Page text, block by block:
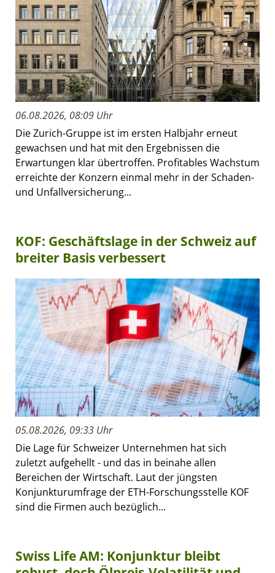
06.08.2026, 08:09 Uhr
Die Zurich-Gruppe ist im ersten Halbjahr erneut
gewachsen und hat mit den Ergebnissen die
Erwartungen klar übertroffen. Profitables Wachstum
erreichte der Konzern einmal mehr in der Schaden-
und Unfallversicherung...
KOF: Geschäftslage in der Schweiz auf
breiter Basis verbessert
05.08.2026, 09:33 Uhr
Die Lage für Schweizer Unternehmen hat sich
zuletzt aufgehellt - und das in beinahe allen
Bereichen der Wirtschaft. Laut der jüngsten
Konjunkturumfrage der ETH-Forschungsstelle KOF
sind die Firmen auch bezüglich...
Swiss Life AM: Konjunktur bleibt